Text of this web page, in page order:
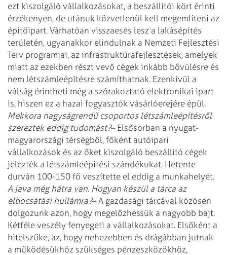
ezt kiszolgáló vállalkozásokat, a beszállítói kört érinti
érzékenyen, de utánuk közvetlenül kell megemlíteni az
építőipart. Várhatóan visszaesés lesz a lakásépítés
területén, ugyanakkor elindulnak a Nemzeti Fejlesztési
Terv programjai, az infrastruktúrafejlesztések, amelyek
miatt az ezekben részt vevő cégek inkább bővülésre és
nem létszámleépítésre számíthatnak. Ezenkívül a
válság érintheti még a szórakoztató elektronikai ipart
is, hiszen ez a hazai fogyasztók vásárlóerejére épül.
Mekkora nagyságrendű csoportos létszámleépítésről
szereztek eddig tudomást?– Elsősorban a nyugat-
magyarországi térségből, főként autóipari
vállalkozások és az őket kiszolgáló beszállító cégek
jelezték a létszámleépítési szándékukat. Hetente
durván 100-150 fő veszítette el eddig a munkahelyét.
A java még hátra van. Hogyan készül a tárca az
elbocsátási hullámra?– A gazdasági tárcával közösen
dolgozunk azon, hogy megelőzhessük a nagyobb bajt.
Kétféle veszély fenyegeti a vállalkozásokat. Elsőként a
hitelszűke, az, hogy nehezebben és drágábban jutnak
a működésükhöz szükséges pénzeszközökhöz,